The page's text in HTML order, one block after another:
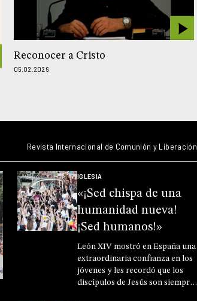
Reconocer a Cristo
05.02.2026
Revista Internacional de Comunión y Liberación
IGLESIA
«¡Sed chispa de una
humanidad nueva!
¡Sed humanos!»
León XIV mostró en España una
extraordinaria confianza en los
jóvenes y les recordó que los
discípulos de Jesús son siempre